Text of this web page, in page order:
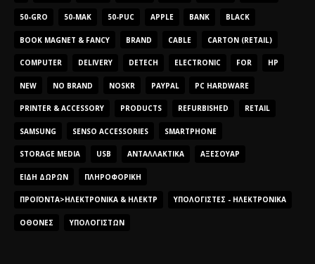
50-GRO 50-MAK 50-PUC APPLE BANK BLACK
BOOK MAGNET & FANCY BRAND CABLE CARTON (RETAIL)
COMPUTER DELIVERY DETECH ELECTRONIC FOR HP
NEW NO BRAND NOSKR PAYPAL PC HARDWARE
PRINTER & ACCESSORY PRODUCTS REFURBISHED RETAIL
SAMSUNG SENSO ACCESSORIES SMARTPHONE
STORAGE MEDIA USB ΑΝΤΑΛΛΑΚΤΙΚΆ ΑΞΕΣΟΥΆΡ
ΕΊΔΗ ΔΏΡΩΝ ΠΛΗΡΟΦΟΡΙΚΉ
ΠΡΟΪΌΝΤΑ>ΗΛΕΚΤΡΟΝΙΚΆ & ΗΛΕΚΤΡ ΥΠΟΛΟΓΙΣΤΈΣ - ΗΛΕΚΤΡΟΝΙΚΆ
ΟΘΌΝΕΣ ΥΠΟΛΟΓΙΣΤΏΝ